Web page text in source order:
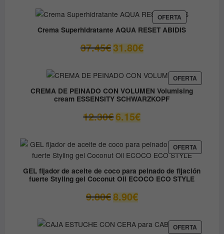
era:
59.05€.
es:
41.33€.
OFERTAPRODUCTO
EN
OFERTA
Crema Superhidratante AQUA RESET ABIDIS
37.45€ El
precio
era:
37.45€.
31.80€El
precio
es:
31.80€.
OFERTA
EN
CREMA DE PEINADO CON VOLUMEN Volumising
cream ESSENSITY SCHWARZKOPF
12.30€El
precio
era:
12.30€.
6.15€El
precio
es:
6.15€.
OFERTA
EN
GEL fijador de aceite de coco para peinado de fijación
fuerte Styling gel Coconut Oil ECOCO ECO STYLE
9.80€ El
precio
era:
8.90€El
precio
es:
OFERTA